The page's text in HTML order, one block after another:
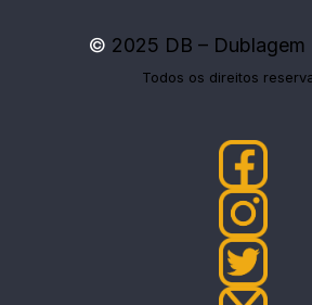
© 2025 DB – Dublagem
Todos os direitos